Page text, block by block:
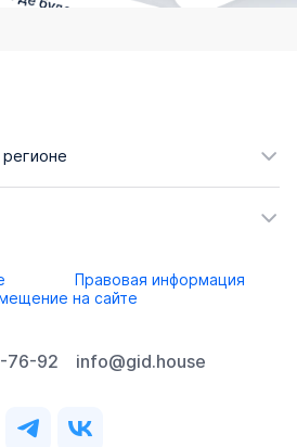
Правовая информация
на сайте
76-92 info@gid.house